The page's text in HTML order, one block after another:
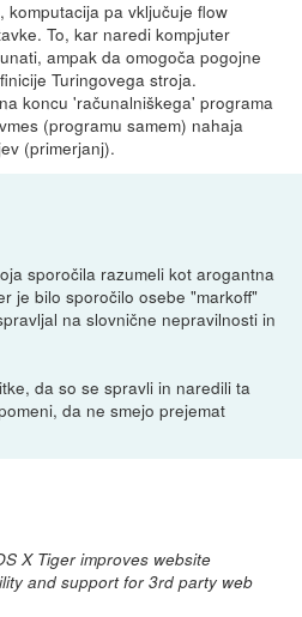
komputacija pa vključuje flow
To, kar naredi kompjuter
ampak da omogoča pogojne
Turingovega stroja.
koncu 'računalniškega' programa
(programu samem) nahaja
(primerjanj).
sporočila razumeli kot arogantna
je bilo sporočilo osebe "markoff"
na slovnične nepravilnosti in
da so se spravli in naredili ta
da ne smejo prejemat
X Tiger improves website
and support for 3rd party web